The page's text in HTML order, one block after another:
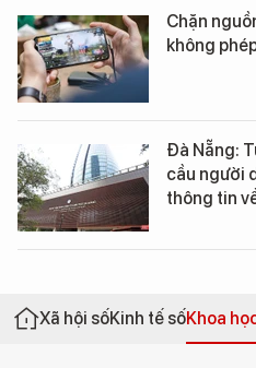
Chặn
không
Đà Nẵng:
cầu người
thông tin
Xã hội sốKinh tế sốKhoa